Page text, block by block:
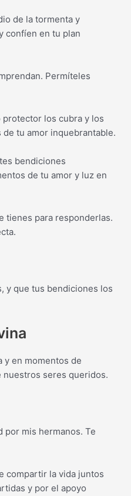
de la tormenta y
confíen en tu plan
Permíteles
protector los cubra y los
tu amor inquebrantable.
bendiciones
de tu amor y luz en
tienes para responderlas.
y que tus bendiciones los
y en momentos de
seres queridos.
por mis hermanos. Te
compartir la vida juntos
y por el apoyo